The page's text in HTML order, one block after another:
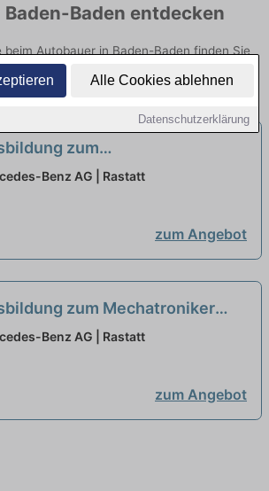
Alle Cookies ablehnen
Datenschutzerklärung
Baden entdecken
beim Autobauer in Baden-Baden finden Sie
Entdecken Sie freie Optionen von Top-
Sie sich noch heute.
zum
(w/m/d),
Benz AG | Rastatt
zum Angebot
zum Mechatroniker
d), Mercedes-Benz AG, Werk
Benz AG | Rastatt
zum Angebot